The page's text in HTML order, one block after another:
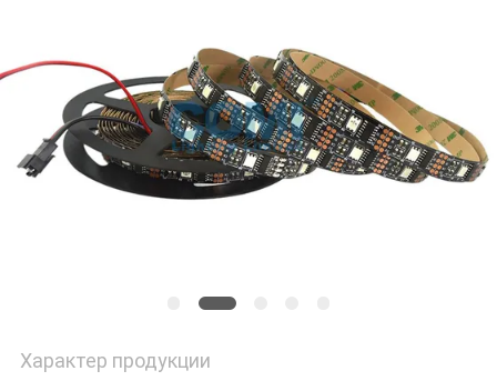
Характер продукции